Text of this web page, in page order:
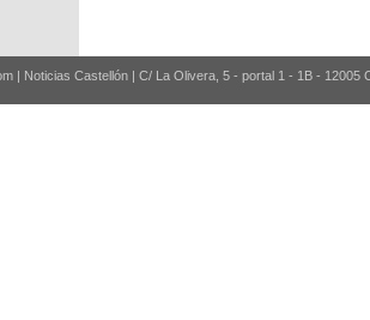
| Noticias Castellón | C/ La Olivera, 5 - portal 1 - 1B - 12005